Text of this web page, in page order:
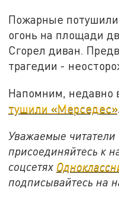
Пожарные
огонь на площади
Сгорел диван.
трагедии -
Напомним, недавно
тушили «Мерседес».
Уважаемые читатели
присоединяйтесь к
соцсетях
подписывайтесь на